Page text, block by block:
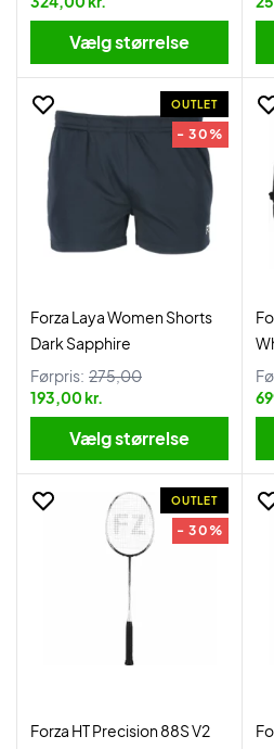
Vælg størrelse
OUTLET
- 30%
Forza Laya Women Shorts
Dark Sapphire
Førpris: 275,00
193,00 kr.
Vælg størrelse
OUTLET
- 30%
Forza HT Precision 88S V2